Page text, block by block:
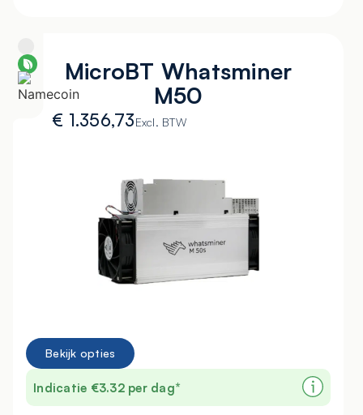
MicroBT Whatsminer
M50
€ 1.356,73Excl. BTW
Bekijk opties
Indicatie €3.32 per dag*